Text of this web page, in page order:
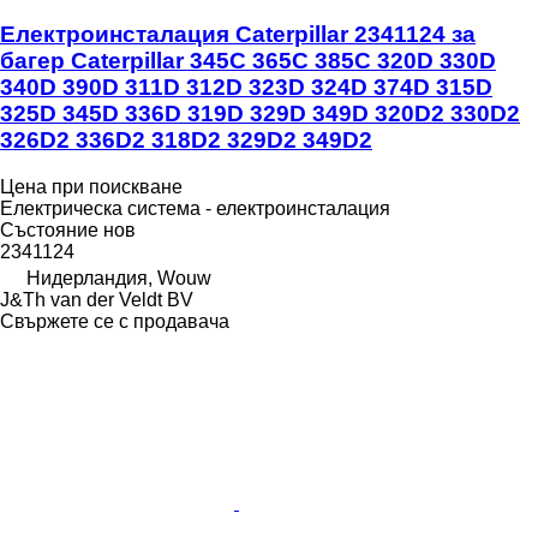
Електроинсталация Caterpillar 2341124 за
багер Caterpillar 345C 365C 385C 320D 330D
340D 390D 311D 312D 323D 324D 374D 315D
325D 345D 336D 319D 329D 349D 320D2 330D2
326D2 336D2 318D2 329D2 349D2
Цена при поискване
Електрическа система - електроинсталация
Състояние нов
2341124
Нидерландия, Wouw
J&Th van der Veldt BV
Свържете се с продавача